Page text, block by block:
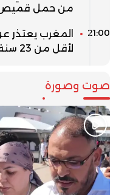
من حمل قميص
21:00
المغرب يعتذر
لأقل من 23 سنة
صوت وصورة